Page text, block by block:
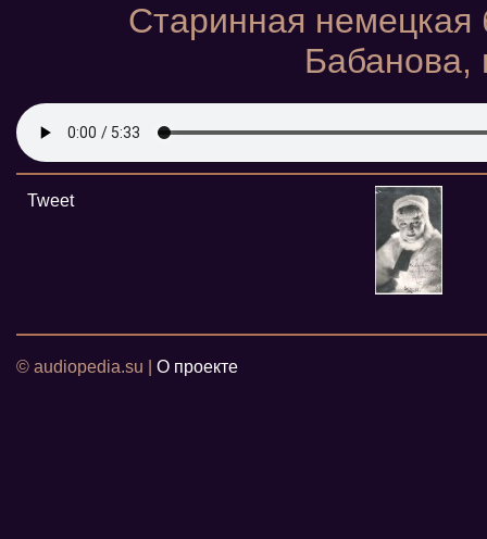
Старинная
Бабанова,
Tweet
© audiopedia.su | О проекте